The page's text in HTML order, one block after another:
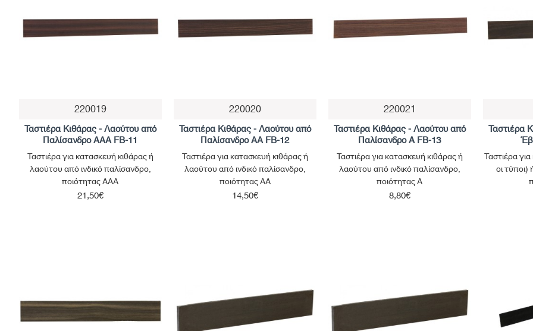
220019
Ταστιέρα Κιθάρας - Λαούτου από
Παλίσανδρο ΑΑΑ FB-11
Ταστιέρα για κατασκευή κιθάρας ή
λαούτου από ινδικό παλίσανδρο,
ποιότητας ΑΑΑ
21,50€
220020
Ταστιέρα Κιθάρας - Λαούτου από
Παλίσανδρο ΑΑ FB-12
Ταστιέρα για κατασκευή κιθάρας ή
λαούτου από ινδικό παλίσανδρο,
ποιότητας ΑΑ
14,50€
Παράδοση έως 30 Ημέρες
220021
Ταστιέρα Κιθάρας - Λαούτου από
Παλίσανδρο Α FB-13
Ταστιέρα για κατασκευή κιθάρας ή
λαούτου από ινδικό παλίσανδρο,
ποιότητας Α
8,80€
Ταστιέρα
Ταστιέρα
οι